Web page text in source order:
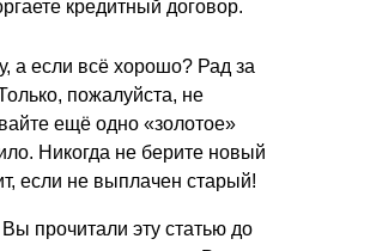
кредитный договор.
а если всё хорошо? Рад за
пожалуйста, не
ещё одно «золотое»
Никогда не берите новый
если не выплачен старый!
прочитали эту статью до